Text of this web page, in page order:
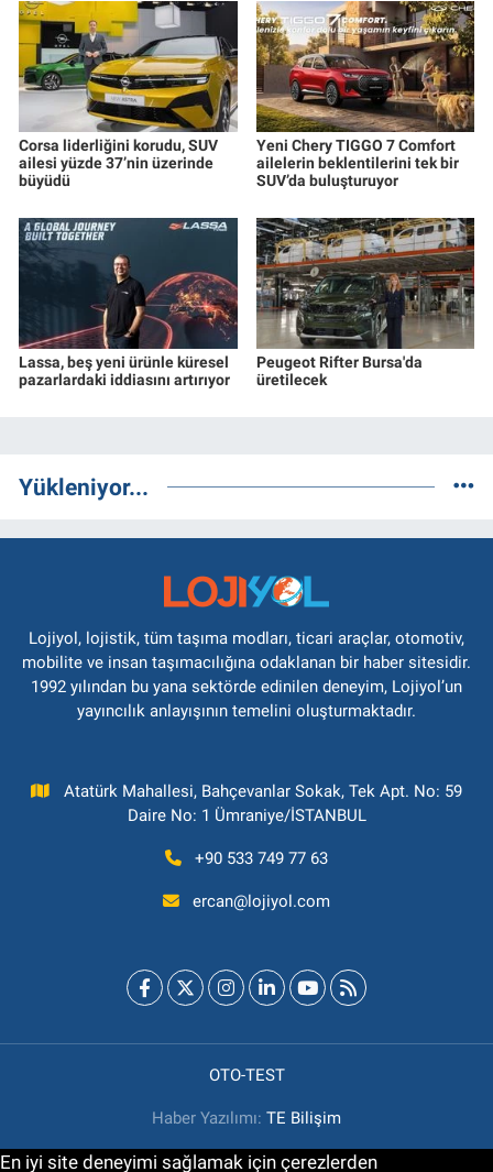
Corsa liderliğini korudu, SUV
ailesi yüzde 37’nin üzerinde
büyüdü
Yeni Chery TIGGO 7 Comfort
ailelerin beklentilerini tek bir
SUV’da buluşturuyor
Lassa, beş yeni ürünle küresel
pazarlardaki iddiasını artırıyor
Peugeot Rifter Bursa'da
üretilecek
Yükleniyor...
Lojiyol, lojistik, tüm taşıma modları, ticari araçlar, otomotiv,
mobilite ve insan taşımacılığına odaklanan bir haber sitesidir.
1992 yılından bu yana sektörde edinilen deneyim, Lojiyol’un
yayıncılık anlayışının temelini oluşturmaktadır.
Atatürk Mahallesi, Bahçevanlar Sokak, Tek Apt. No: 59
Daire No: 1 Ümraniye/İSTANBUL
+90 533 749 77 63
ercan@lojiyol.com
OTO-TEST
Haber Yazılımı: TE Bilişim
En iyi site deneyimi sağlamak için çerezlerden